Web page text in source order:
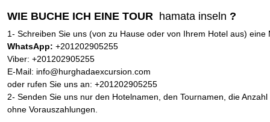
WIE BUCHE ICH EINE TOUR hamata inseln ?
1- Schreiben Sie uns (von zu Hause oder von Ihrem Hotel aus) eine
WhatsApp: +201202905255
Viber: +201202905255
E-Mail: info@hurghadaexcursion.com
oder rufen Sie uns an: +201202905255
2- Senden Sie uns nur den Hotelnamen, den Tournamen, die
ohne Vorauszahlungen.